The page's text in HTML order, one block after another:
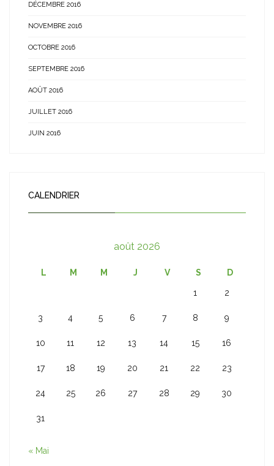
DÉCEMBRE 2016
NOVEMBRE 2016
OCTOBRE 2016
SEPTEMBRE 2016
AOÛT 2016
JUILLET 2016
JUIN 2016
CALENDRIER
août 2026
L M M J V S D
1 2
3 4 5 6 7 8 9
10 11 12 13 14 15 16
17 18 19 20 21 22 23
24 25 26 27 28 29 30
31
« Mai